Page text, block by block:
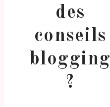
des
conseils
blogging
?